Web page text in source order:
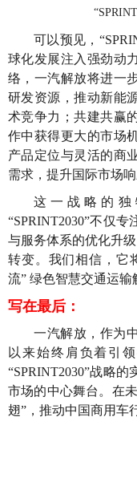
可以预见，
球化发展注入强劲动
络，一汽解放将进一
研发资源，推动新能
术竞争力；共建共赢
作中获得更大的市场
产品定位与灵活的商
需求，提升国际市场响
这一战略的独
“SPRINT2030”不仅
与服务体系的优化升
转变。我们相信，它
流” 绿色智慧交通运输
写在最后：
一汽解放，作为
以来始终肩负着引
“SPRINT2030”战略
市场的中心舞台。在
翅”，推动中国商用车